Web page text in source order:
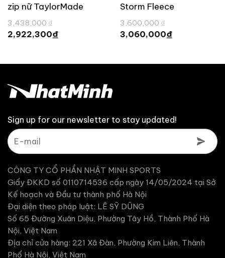
zip nữ TaylorMade
TL561
3,438,000 ₫
gốc
là:
2,922,300₫
2,922,300 ₫.
Storm Fleece
TaylorMade TL544
3,600,000 ₫
gốc
là:
3,060,000₫
3,060,000 ₫.
Sign up for our newsletter to stay updated!
CÔNG TY CỔ PHẦN NHẬT MINH SPORTS
Giấy ĐKKD số 0110714536 cấp ngày 14/05/2024 tại Sở
Kế hoạch và Đầu tư thành phố Hà Nội
Đại diện theo pháp luật: LÊ SỸ DŨNG
Số 65 Đường Xuân Diệu, Phường Tây Hồ, Thành Phố Hà
Nội, Việt Nam
Địa chỉ cửa hàng: 221 Xã Đàn, Phường Kim Liên, Thành
Phố Hà Nội, Việt Nam